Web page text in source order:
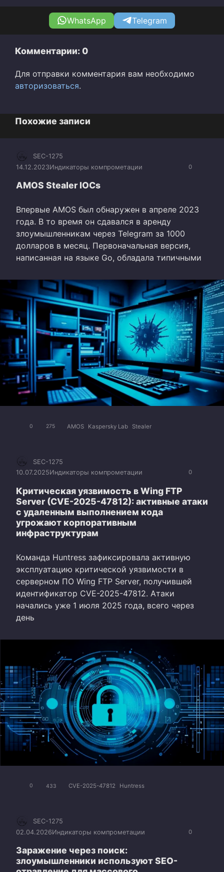
WhatsApp Telegram
Комментарии: 0
Для отправки комментария вам необходимо
авторизоваться.
Похожие записи
0
SEC-1275
14.12.2023Индикаторы компрометации
AMOS Stealer IOCs
Впервые AMOS был обнаружен в апреле 2023
года. В то время он сдавался в аренду
злоумышленникам через Telegram за 1000
долларов в месяц. Первоначальная версия,
написанная на языке Go, обладала типичными
0 275 AMOS Kaspersky Lab Stealer
0
SEC-1275
10.07.2025Индикаторы компрометации
Критическая уязвимость в Wing FTP
Server (CVE-2025-47812): активные атаки
с удаленным выполнением кода
угрожают корпоративным
инфраструктурам
Команда Huntress зафиксировала активную
эксплуатацию критической уязвимости в
серверном ПО Wing FTP Server, получившей
идентификатор CVE-2025-47812. Атаки
начались уже 1 июля 2025 года, всего через
день
0 433 CVE-2025-47812 Huntress
0
SEC-1275
02.04.2026Индикаторы компрометации
Заражение через поиск:
злоумышленники используют SEO-